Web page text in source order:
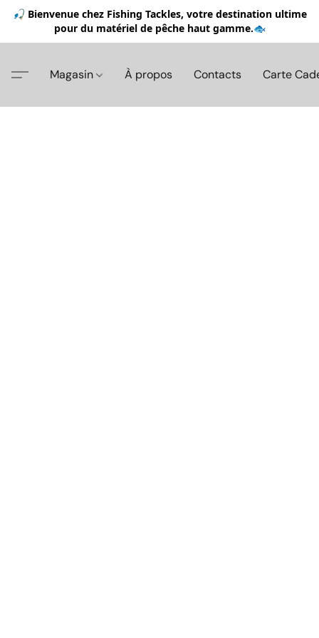
🎣 Bienvenue chez Fishing Tackles, votre destination ultime
pour du matériel de pêche haut gamme.🐟
Magasin À propos Contacts Carte